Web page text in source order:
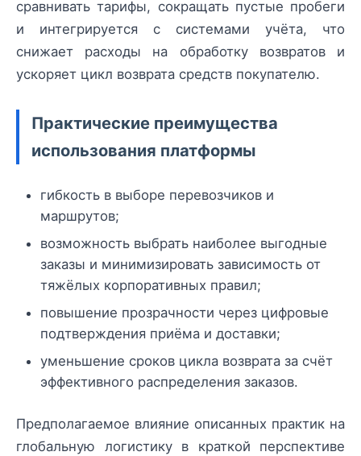
сравнивать тарифы, сокращать пустые пробеги
и интегрируется с системами учёта, что
снижает расходы на обработку возвратов и
ускоряет цикл возврата средств покупателю.
Практические преимущества
использования платформы
гибкость в выборе перевозчиков и
маршрутов;
возможность выбрать наиболее выгодные
заказы и минимизировать зависимость от
тяжёлых корпоративных правил;
повышение прозрачности через цифровые
подтверждения приёма и доставки;
уменьшение сроков цикла возврата за счёт
эффективного распределения заказов.
Предполагаемое влияние описанных практик на
глобальную логистику в краткой перспективе